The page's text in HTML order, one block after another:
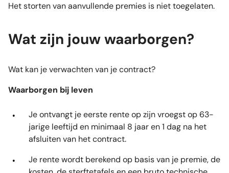
Het storten van aanvullende premies is niet toegelaten.
Wat zijn jouw waarborgen?
Wat kan je verwachten van je contract?
Waarborgen bij leven
Je ontvangt je eerste rente op zijn vroegst op 63-
jarige leeftijd en minimaal 8 jaar en 1 dag na het
afsluiten van het contract.
Je rente wordt berekend op basis van je premie, de